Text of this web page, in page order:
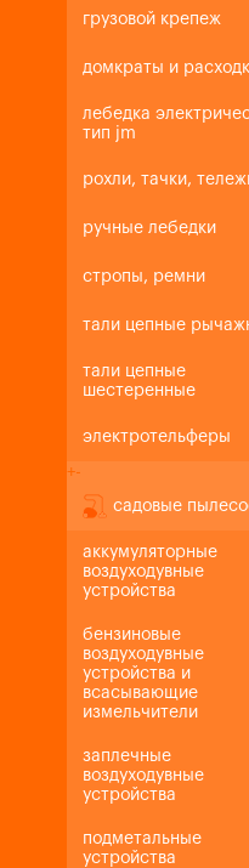
грузовой крепеж
домкраты и
лебедка
тип jm
рохли, тачки,
ручные лебедки
стропы, ремни
тали цепные
тали цепные
шестеренные
электротельферы
+-
садовые
аккумуляторные
воздуходувные
устройства
бензиновые
воздуходувные
устройства и
всасывающие
измельчители
заплечные
воздуходувные
устройства
подметальные
устройства